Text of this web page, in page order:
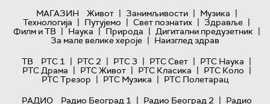
МАГАЗИН
Живот | Занимљивости | Музика |
Технологијa | Путујемо | Свет познатих | Здравље |
Филм и ТВ | Наука | Природа | Дигитални предузетник |
За мале велике хероје | Наизглед здрав
ТВ
РТС 1 | РТС 2 | РТС 3 | РТС Свет | РТС Наука |
РТС Драма | РТС Живот | РТС Класика | РТС Коло |
РТС Трезор | РТС Музика | РТС Полетарац
РАДИО
Радио Београд 1 | Радио Београд 2 | Радио